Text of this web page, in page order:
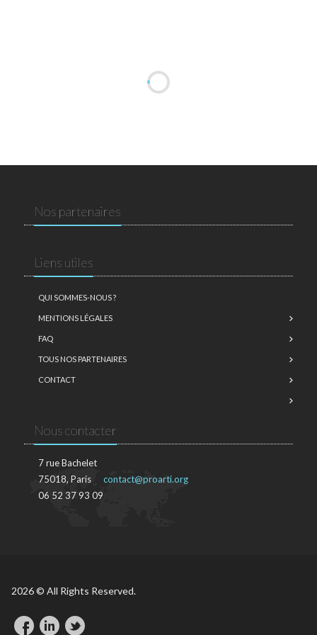
Nos partenaires
Liens utiles
QUI SOMMES-NOUS ?
MENTIONS LÉGALES
FAQ
TOUS NOS PARTENAIRES
CONTACT
Nous contacter
7 rue Bachelet
75018, Paris
06 52 37 93 09
contact@proarti.org
2026 © All Rights Reserved.